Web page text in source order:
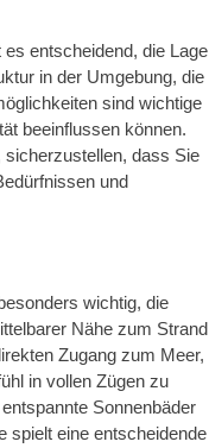
entscheidend, die Lage
in der Umgebung, die
sind wichtige
beeinflussen können.
sicherzustellen, dass Sie
und
wichtig, die
Nähe zum Strand
Zugang zum Meer,
in vollen Zügen zu
Sonnenbäder
spielt eine entscheidende